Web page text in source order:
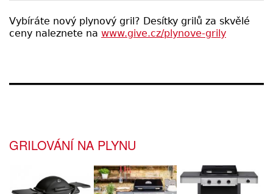
Vybíráte nový plynový gril? Desítky grilů za skvělé
ceny naleznete na www.give.cz/plynove-grily
GRILOVÁNÍ NA PLYNU